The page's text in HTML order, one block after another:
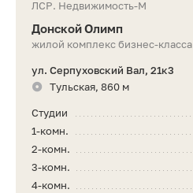
ЛСР. Недвижимость-М
Донской Олимп
жилой комплекс бизнес-класса
ул. Серпуховский Вал, 21к3
Тульская, 860 м
Студии
1-комн.
2-комн.
3-комн.
4-комн.